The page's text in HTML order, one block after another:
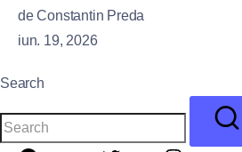
de Constantin Preda
iun. 19, 2026
Search